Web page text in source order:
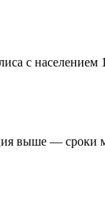
с населением
выше — сроки